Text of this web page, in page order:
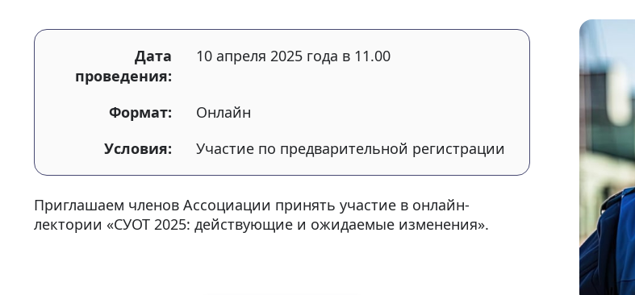
Дата
проведения:
10 апреля 2025 года в 11.00
Формат:
Онлайн
Условия:
Участие по предварительной регистрации
Приглашаем членов Ассоциации принять участие в онлайн-
лектории «СУОТ 2025: действующие и ожидаемые изменения».